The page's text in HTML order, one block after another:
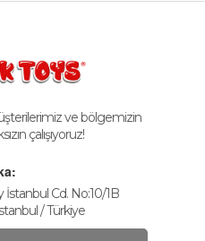
ve bölgemizin
çalışıyoruz!
İstanbul Cd. No:10/1B
/ Türkiye